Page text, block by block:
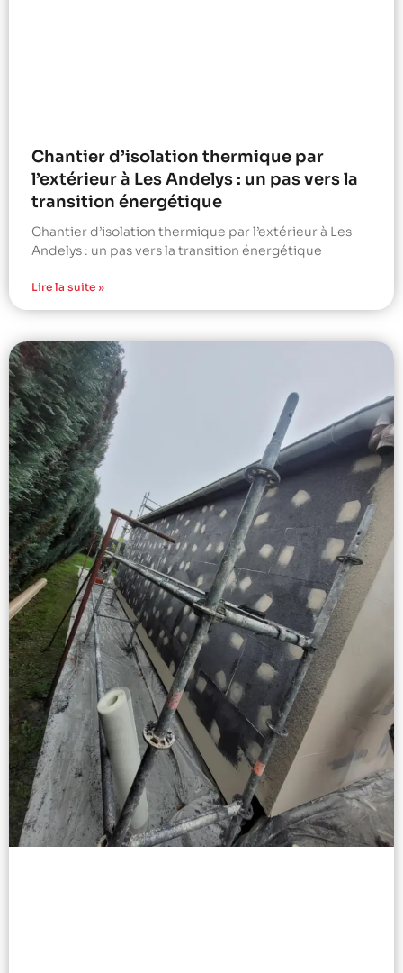
Chantier d’isolation thermique par
l’extérieur à Les Andelys : un pas vers la
transition énergétique
Chantier d’isolation thermique par l’extérieur à Les
Andelys : un pas vers la transition énergétique
Lire la suite »